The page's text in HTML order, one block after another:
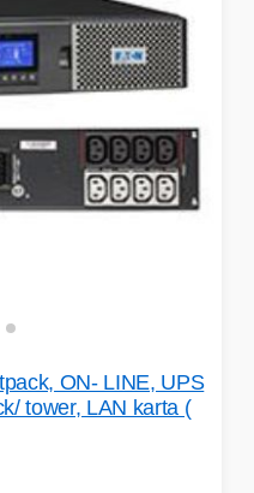
ON- LINE, UPS
tower, LAN karta (